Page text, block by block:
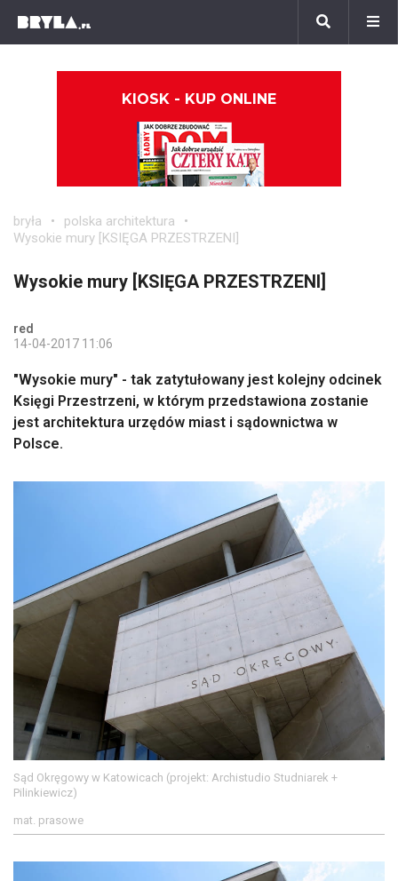
KIOSK - KUP ONLINE
bryła
polska architektura
Wysokie mury [KSIĘGA PRZESTRZENI]
Wysokie mury [KSIĘGA PRZESTRZENI]
red
14-04-2017 11:06
"Wysokie mury" - tak zatytułowany jest kolejny odcinek
Księgi Przestrzeni, w którym przedstawiona zostanie
jest architektura urzędów miast i sądownictwa w
Polsce.
Sąd Okręgowy w Katowicach (projekt: Archistudio Studniarek +
Pilinkiewicz)
mat. prasowe